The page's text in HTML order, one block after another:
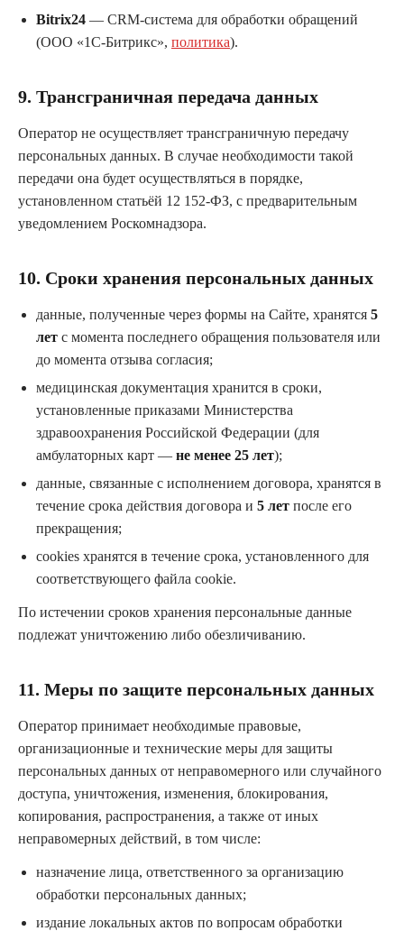
Bitrix24 — CRM-система для обработки обращений
(ООО «1С-Битрикс», политика).
9. Трансграничная передача данных
Оператор не осуществляет трансграничную передачу
персональных данных. В случае необходимости такой
передачи она будет осуществляться в порядке,
установленном статьёй 12 152-ФЗ, с предварительным
уведомлением Роскомнадзора.
10. Сроки хранения персональных данных
данные, полученные через формы на Сайте, хранятся 5
лет с момента последнего обращения пользователя или
до момента отзыва согласия;
медицинская документация хранится в сроки,
установленные приказами Министерства
здравоохранения Российской Федерации (для
амбулаторных карт — не менее 25 лет);
данные, связанные с исполнением договора, хранятся в
течение срока действия договора и 5 лет после его
прекращения;
cookies хранятся в течение срока, установленного для
соответствующего файла cookie.
По истечении сроков хранения персональные данные
подлежат уничтожению либо обезличиванию.
11. Меры по защите персональных данных
Оператор принимает необходимые правовые,
организационные и технические меры для защиты
персональных данных от неправомерного или случайного
доступа, уничтожения, изменения, блокирования,
копирования, распространения, а также от иных
неправомерных действий, в том числе:
назначение лица, ответственного за организацию
обработки персональных данных;
издание локальных актов по вопросам обработки